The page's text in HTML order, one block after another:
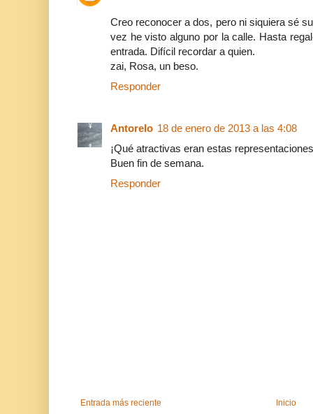
Creo reconocer a dos, pero ni siquiera sé
vez he visto alguno por la calle. Hasta
entrada. Difícil recordar a quien.
zai, Rosa, un beso.
Responder
Antorelo 18 de enero de 2013 a las 4:08
¡Qué atractivas eran estas
Buen fin de semana.
Responder
Entrada más reciente Inicio